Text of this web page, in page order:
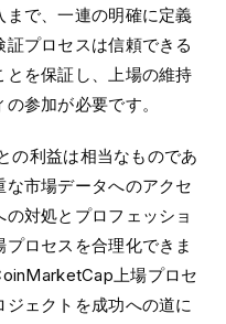
まで、一連の明確に定義
証プロセスは信頼できる
とを保証し、上場の維持
参加が必要です。
の利益は相当なものであ
な市場データへのアクセ
の対処とプロフェッショ
プロセスを合理化できま
上場プロセ
ジェクトを成功への道に